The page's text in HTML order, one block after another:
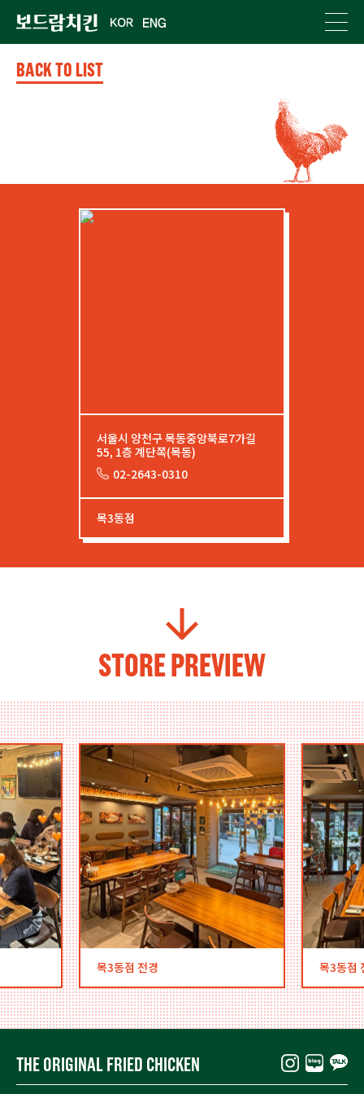
BACK TO LIST
서울시 양천구 목동중앙북로7가길
55, 1층 계단쪽(목동)
02-2643-0310
목3동점
STORE PREVIEW
목3동점 전경 목3동점
THE ORIGINAL FRIED CHICKEN